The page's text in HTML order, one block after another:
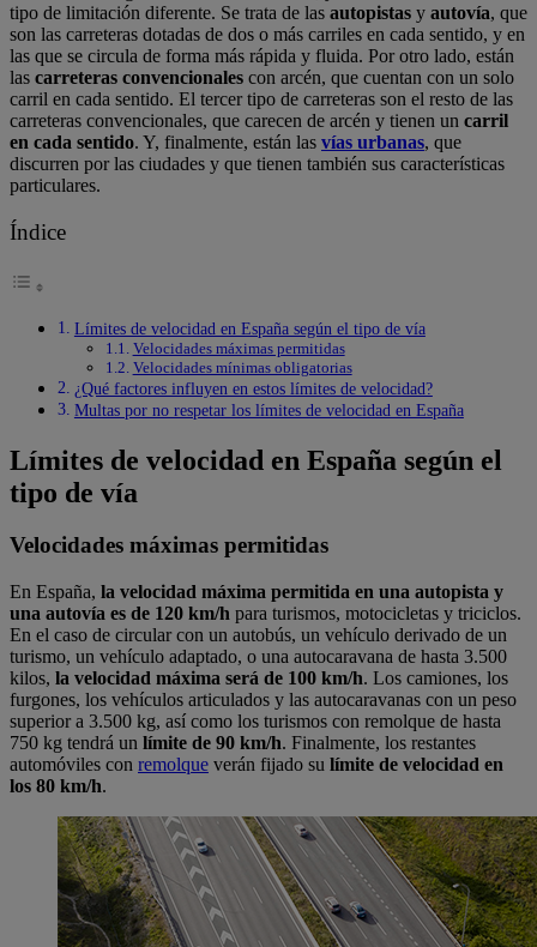
tipo de limitación diferente. Se trata de las autopistas y autovía, que
son las carreteras dotadas de dos o más carriles en cada sentido, y en
las que se circula de forma más rápida y fluida. Por otro lado, están
las carreteras convencionales con arcén, que cuentan con un solo
carril en cada sentido. El tercer tipo de carreteras son el resto de las
carreteras convencionales, que carecen de arcén y tienen un carril
en cada sentido. Y, finalmente, están las vías urbanas, que
discurren por las ciudades y que tienen también sus características
particulares.
Índice
Límites de velocidad en España según el tipo de vía
Velocidades máximas permitidas
Velocidades mínimas obligatorias
¿Qué factores influyen en estos límites de velocidad?
Multas por no respetar los límites de velocidad en España
Límites de velocidad en España según el
tipo de vía
Velocidades máximas permitidas
En España, la velocidad máxima permitida en una autopista y
una autovía es de 120 km/h para turismos, motocicletas y triciclos.
En el caso de circular con un autobús, un vehículo derivado de un
turismo, un vehículo adaptado, o una autocaravana de hasta 3.500
kilos, la velocidad máxima será de 100 km/h. Los camiones, los
furgones, los vehículos articulados y las autocaravanas con un peso
superior a 3.500 kg, así como los turismos con remolque de hasta
750 kg tendrá un límite de 90 km/h. Finalmente, los restantes
automóviles con remolque verán fijado su límite de velocidad en
los 80 km/h.